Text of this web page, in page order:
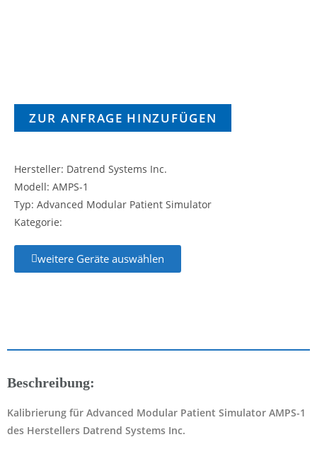
ZUR ANFRAGE HINZUFÜGEN
Hersteller: Datrend Systems Inc.
Modell: AMPS-1
Typ: Advanced Modular Patient Simulator
Kategorie:
weitere Geräte auswählen
Beschreibung:
Kalibrierung für Advanced Modular Patient Simulator AMPS-1
des Herstellers Datrend Systems Inc.